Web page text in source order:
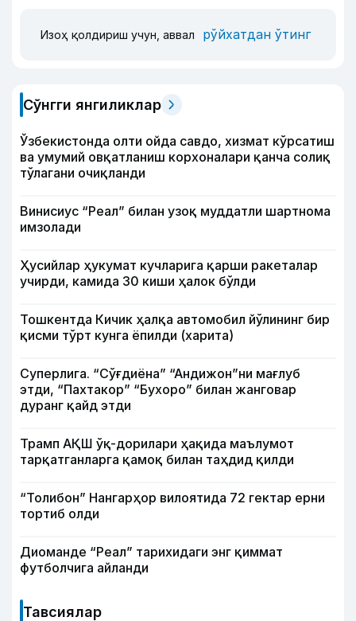
Изоҳ қолдириш учун, аввал рўйхатдан ўтинг
Сўнгги янгиликлар
Ўзбекистонда олти ойда савдо, хизмат кўрсатиш
ва умумий овқатланиш корхоналари қанча солиқ
тўлагани очиқланди
Винисиус “Реал” билан узоқ муддатли шартнома
имзолади
Ҳусийлар ҳукумат кучларига қарши ракеталар
учирди, камида 30 киши ҳалок бўлди
Тошкентда Кичик ҳалқа автомобил йўлининг бир
қисми тўрт кунга ёпилди (харита)
Суперлига. “Сўғдиёна” “Андижон”ни мағлуб
этди, “Пахтакор” “Бухоро” билан жанговар
дуранг қайд этди
Трамп АҚШ ўқ-дорилари ҳақида маълумот
тарқатганларга қамоқ билан таҳдид қилди
“Толибон” Нангарҳор вилоятида 72 гектар ерни
тортиб олди
Диоманде “Реал” тарихидаги энг қиммат
футболчига айланди
Тавсиялар